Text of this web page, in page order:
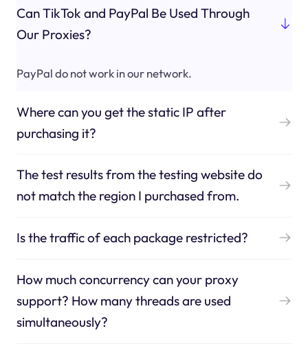
Can TikTok and PayPal Be Used Through
Our Proxies?
PayPal do not work in our network.
Where can you get the static IP after
purchasing it?
The test results from the testing website do
not match the region I purchased from.
Is the traffic of each package restricted?
How much concurrency can your proxy
support? How many threads are used
simultaneously?